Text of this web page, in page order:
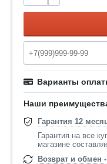
Варианты
Наши
Гарантия 12
Гарантия на все
магазине
Возврат и обмен